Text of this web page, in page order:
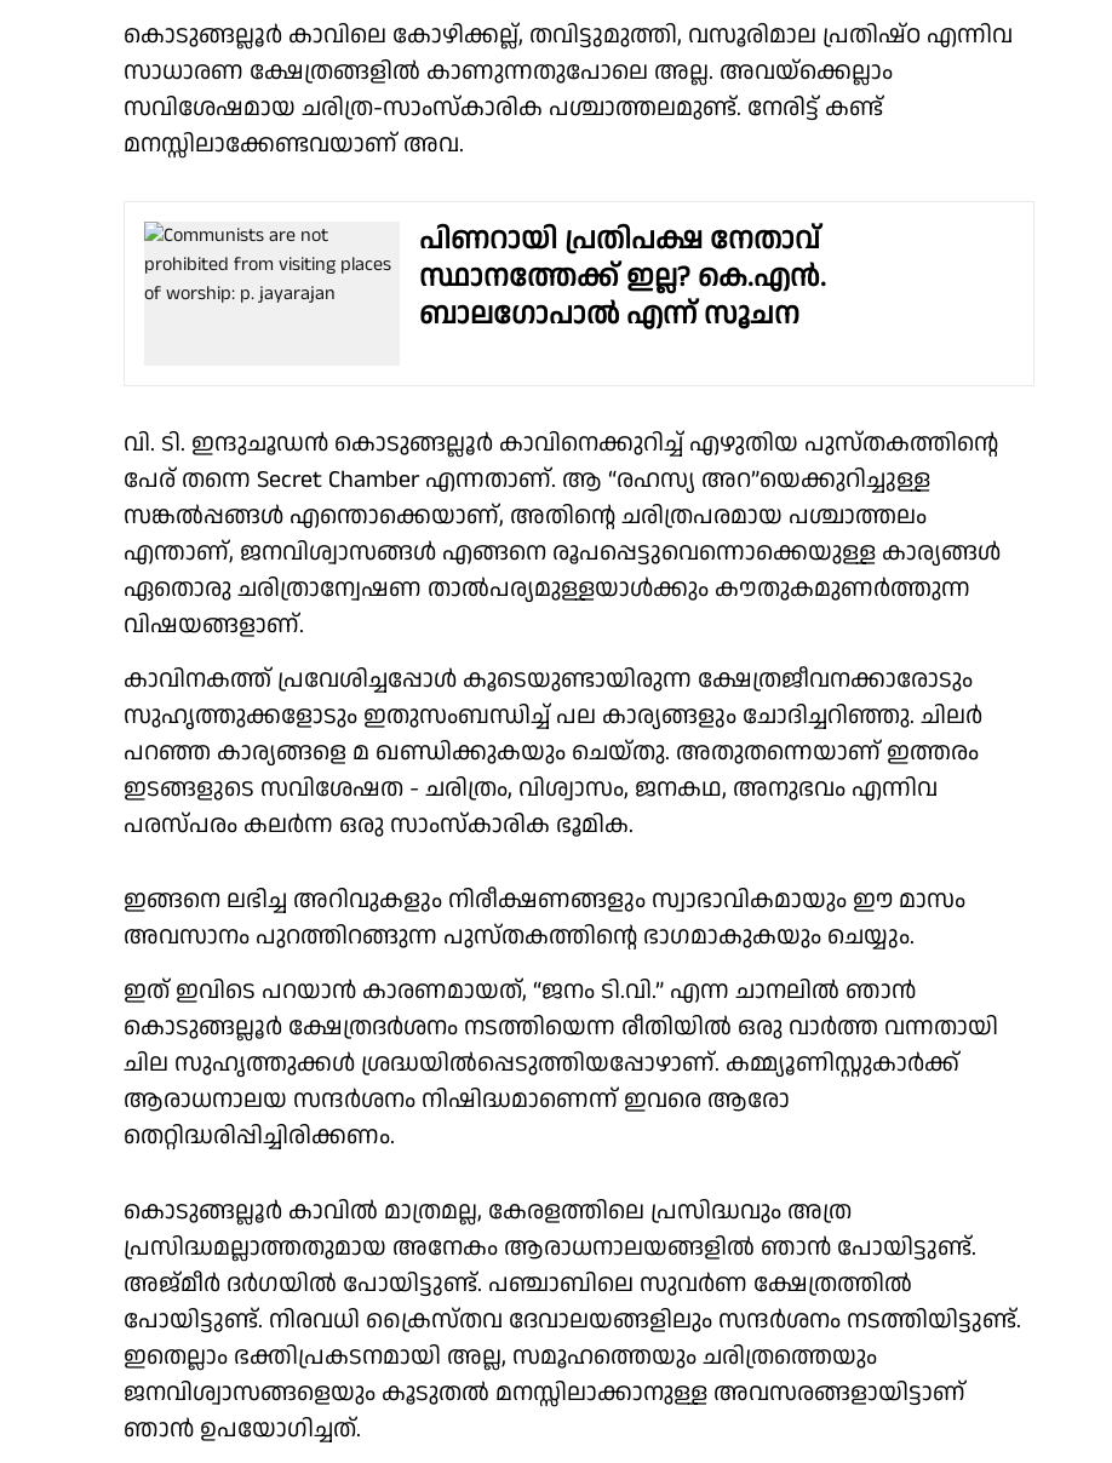
കൊടുങ്ങല്ലൂർ കാവിലെ കോഴിക്കല്ല്, തവിട്ടുമുത്തി, വസൂരിമാല പ്രതിഷ്ഠ എന്നിവ
സാധാരണ ക്ഷേത്രങ്ങളിൽ കാണുന്നതുപോലെ അല്ല. അവയ്ക്കെല്ലാം
സവിശേഷമായ ചരിത്ര-സാംസ്കാരിക പശ്ചാത്തലമുണ്ട്. നേരിട്ട് കണ്ട്
മനസ്സിലാക്കേണ്ടവയാണ് അവ.
പിണറായി പ്രതിപക്ഷ നേതാവ്
സ്ഥാനത്തേക്ക് ഇല്ല? കെ.എൻ.
ബാലഗോപാൽ എന്ന് സൂചന
വി. ടി. ഇന്ദുചൂഡൻ കൊടുങ്ങല്ലൂർ കാവിനെക്കുറിച്ച് എഴുതിയ പുസ്തകത്തിന്റെ
പേര് തന്നെ Secret Chamber എന്നതാണ്. ആ “രഹസ്യ അറ”യെക്കുറിച്ചുള്ള
സങ്കൽപ്പങ്ങൾ എന്തൊക്കെയാണ്, അതിന്റെ ചരിത്രപരമായ പശ്ചാത്തലം
എന്താണ്, ജനവിശ്വാസങ്ങൾ എങ്ങനെ രൂപപ്പെട്ടുവെന്നൊക്കെയുള്ള കാര്യങ്ങൾ
ഏതൊരു ചരിത്രാന്വേഷണ താൽപര്യമുള്ളയാൾക്കും കൗതുകമുണർത്തുന്ന
വിഷയങ്ങളാണ്.
കാവിനകത്ത് പ്രവേശിച്ചപ്പോൾ കൂടെയുണ്ടായിരുന്ന ക്ഷേത്രജീവനക്കാരോടും
സുഹൃത്തുക്കളോടും ഇതുസംബന്ധിച്ച് പല കാര്യങ്ങളും ചോദിച്ചറിഞ്ഞു. ചിലർ
പറഞ്ഞ കാര്യങ്ങളെ മ ഖണ്ഡിക്കുകയും ചെയ്തു. അതുതന്നെയാണ് ഇത്തരം
ഇടങ്ങളുടെ സവിശേഷത - ചരിത്രം, വിശ്വാസം, ജനകഥ, അനുഭവം എന്നിവ
പരസ്പരം കലർന്ന ഒരു സാംസ്കാരിക ഭൂമിക.
ഇങ്ങനെ ലഭിച്ച അറിവുകളും നിരീക്ഷണങ്ങളും സ്വാഭാവികമായും ഈ മാസം
അവസാനം പുറത്തിറങ്ങുന്ന പുസ്തകത്തിന്റെ ഭാഗമാകുകയും ചെയ്യും.
ഇത് ഇവിടെ പറയാൻ കാരണമായത്, “ജനം ടി.വി.” എന്ന ചാനലിൽ ഞാൻ
കൊടുങ്ങല്ലൂർ ക്ഷേത്രദർശനം നടത്തിയെന്ന രീതിയിൽ ഒരു വാർത്ത വന്നതായി
ചില സുഹൃത്തുക്കൾ ശ്രദ്ധയിൽപ്പെടുത്തിയപ്പോഴാണ്. കമ്മ്യൂണിസ്റ്റുകാർക്ക്
ആരാധനാലയ സന്ദർശനം നിഷിദ്ധമാണെന്ന് ഇവരെ ആരോ
തെറ്റിദ്ധരിപ്പിച്ചിരിക്കണം.
കൊടുങ്ങല്ലൂർ കാവിൽ മാത്രമല്ല, കേരളത്തിലെ പ്രസിദ്ധവും അത്ര
പ്രസിദ്ധമല്ലാത്തതുമായ അനേകം ആരാധനാലയങ്ങളിൽ ഞാൻ പോയിട്ടുണ്ട്.
അജ്മീർ ദർഗയിൽ പോയിട്ടുണ്ട്. പഞ്ചാബിലെ സുവർണ ക്ഷേത്രത്തിൽ
പോയിട്ടുണ്ട്. നിരവധി ക്രൈസ്തവ ദേവാലയങ്ങളിലും സന്ദർശനം നടത്തിയിട്ടുണ്ട്.
ഇതെല്ലാം ഭക്തിപ്രകടനമായി അല്ല, സമൂഹത്തെയും ചരിത്രത്തെയും
ജനവിശ്വാസങ്ങളെയും കൂടുതൽ മനസ്സിലാക്കാനുള്ള അവസരങ്ങളായിട്ടാണ്
ഞാൻ ഉപയോഗിച്ചത്.